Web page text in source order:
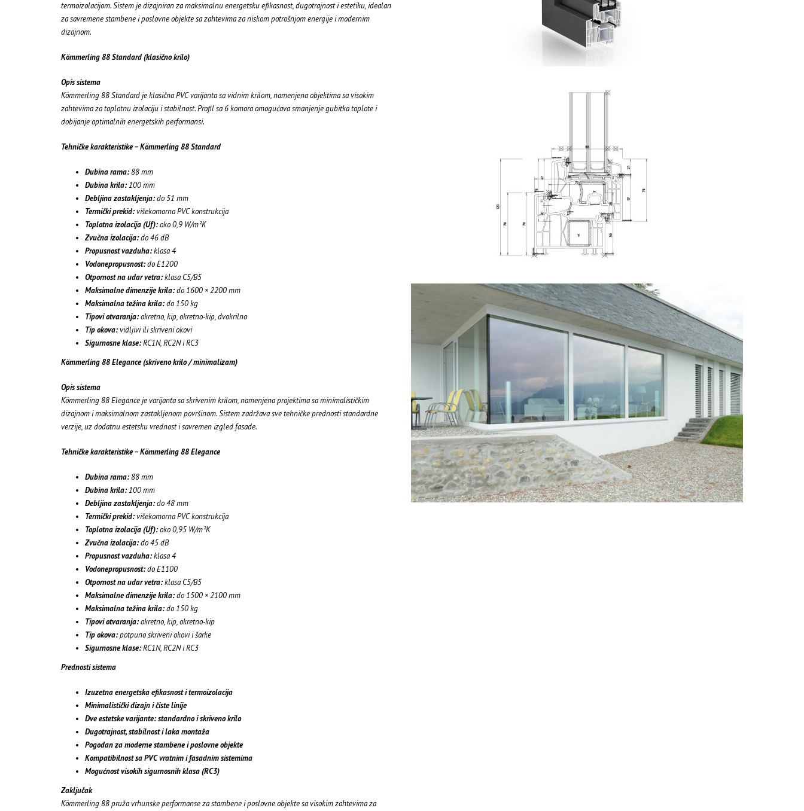
termoizolacijom. Sistem je dizajniran za maksimalnu energetsku efikasnost, dugotrajnost i estetiku, idealan
za savremene stambene i poslovne objekte sa zahtevima za niskom potrošnjom energije i modernim
dizajnom.
Kömmerling 88 Standard (klasično krilo)
Opis sistema
Kömmerling 88 Standard je klasična PVC varijanta sa vidnim krilom, namenjena objektima sa visokim
zahtevima za toplotnu izolaciju i stabilnost. Profil sa 6 komora omogućava smanjenje gubitka toplote i
dobijanje optimalnih energetskih performansi.
Tehničke karakteristike – Kömmerling 88 Standard
Dubina rama:88 mm
Dubina krila:100 mm
Debljina zastakljenja:do 51 mm
Termički prekid:višekomorna PVC konstrukcija
Toplotna izolacija (Uf):oko 0,9 W/m²K
Zvučna izolacija:do 46 dB
Propusnost vazduha:klasa 4
Vodonepropusnost:do E1200
Otpornost na udar vetra:klasa C5/B5
Maksimalne dimenzije krila:do 1600 × 2200 mm
Maksimalna težina krila:do 150 kg
Tipovi otvaranja:okretno, kip, okretno-kip, dvokrilno
Tip okova:vidljivi ili skriveni okovi
Sigurnosne klase:RC1N, RC2N i RC3
Kömmerling 88 Elegance (skriveno krilo / minimalizam)
Opis sistema
Kömmerling 88 Elegance je varijanta sa skrivenim krilom, namenjena projektima sa minimalističkim
dizajnom i maksimalnom zastakljenom površinom. Sistem zadržava sve tehničke prednosti standardne
verzije, uz dodatnu estetsku vrednost i savremen izgled fasade.
Tehničke karakteristike – Kömmerling 88 Elegance
Dubina rama:88 mm
Dubina krila:100 mm
Debljina zastakljenja:do 48 mm
Termički prekid:višekomorna PVC konstrukcija
Toplotna izolacija (Uf):oko 0,95 W/m²K
Zvučna izolacija:do 45 dB
Propusnost vazduha:klasa 4
Vodonepropusnost:do E1100
Otpornost na udar vetra:klasa C5/B5
Maksimalne dimenzije krila:do 1500 × 2100 mm
Maksimalna težina krila:do 150 kg
Tipovi otvaranja:okretno, kip, okretno-kip
Tip okova:potpuno skriveni okovi i šarke
Sigurnosne klase:RC1N, RC2N i RC3
Prednosti sistema
Izuzetna energetska efikasnost i termoizolacija
Minimalistički dizajn i čiste linije
Dve estetske varijante: standardno i skriveno krilo
Dugotrajnost, stabilnost i laka montaža
Pogodan za moderne stambene i poslovne objekte
Kompatibilnost sa PVC vratnim i fasadnim sistemima
Mogućnost visokih sigurnosnih klasa (RC3)
Zaključak
Kömmerling 88 pruža vrhunske performanse za stambene i poslovne objekte sa visokim zahtevima za